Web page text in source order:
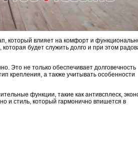
который влияет на комфорт и
будет служить долго и при этом
Это не только обеспечивает долговечность
крепления, а также учитывать особенности
функции, такие как антивсплеск,
и стиль, который гармонично впишется в